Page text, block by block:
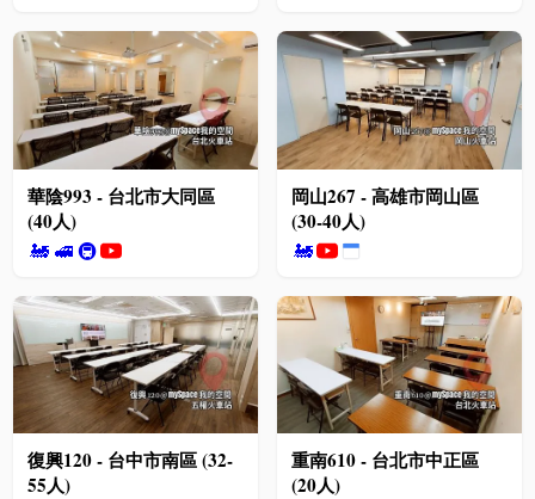
華陰993 - 台北市大同區
(40人)
🚂 🚅 🚇
岡山267 - 高雄市岡山區
(30-40人)
🚂
復興120 - 台中市南區 (32-
55人)
重南610 - 台北市中正區
(20人)